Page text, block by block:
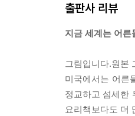
출판사 리뷰
지금 세계는 어른
그림입니다.원본
미국에서는 어른
정교하고 섬세한
요리책보다도 더